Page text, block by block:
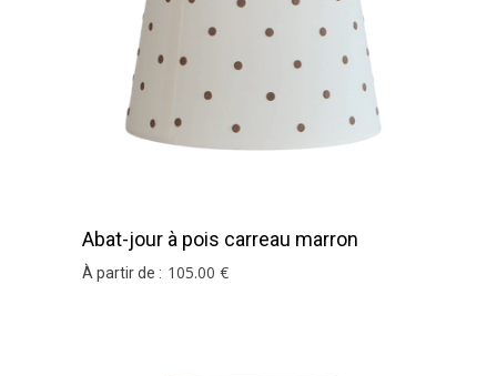
Abat-jour à pois carreau marron
À partir de : 105.00 €